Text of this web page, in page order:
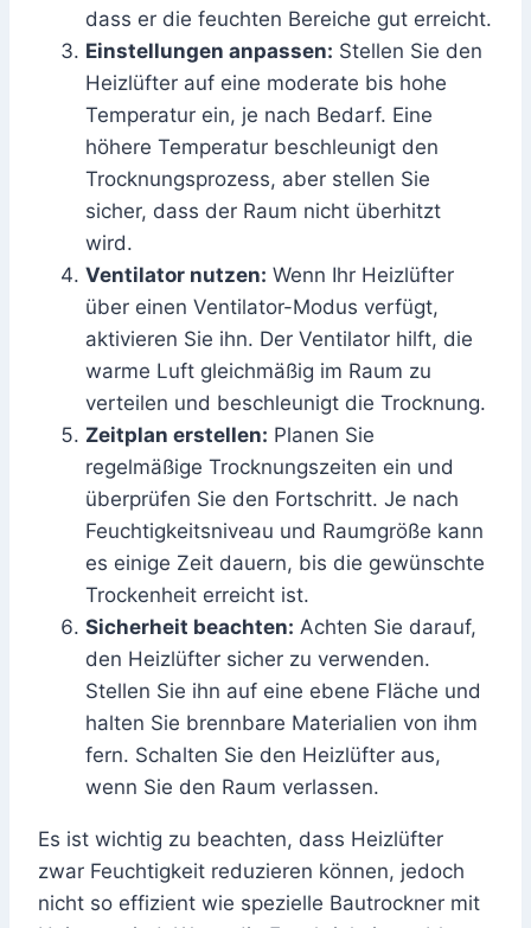
dass er die feuchten Bereiche gut erreicht.
Einstellungen anpassen: Stellen Sie den
Heizlüfter auf eine moderate bis hohe
Temperatur ein, je nach Bedarf. Eine
höhere Temperatur beschleunigt den
Trocknungsprozess, aber stellen Sie
sicher, dass der Raum nicht überhitzt
wird.
Ventilator nutzen: Wenn Ihr Heizlüfter
über einen Ventilator-Modus verfügt,
aktivieren Sie ihn. Der Ventilator hilft, die
warme Luft gleichmäßig im Raum zu
verteilen und beschleunigt die Trocknung.
Zeitplan erstellen: Planen Sie
regelmäßige Trocknungszeiten ein und
überprüfen Sie den Fortschritt. Je nach
Feuchtigkeitsniveau und Raumgröße kann
es einige Zeit dauern, bis die gewünschte
Trockenheit erreicht ist.
Sicherheit beachten: Achten Sie darauf,
den Heizlüfter sicher zu verwenden.
Stellen Sie ihn auf eine ebene Fläche und
halten Sie brennbare Materialien von ihm
fern. Schalten Sie den Heizlüfter aus,
wenn Sie den Raum verlassen.
Es ist wichtig zu beachten, dass Heizlüfter
zwar Feuchtigkeit reduzieren können, jedoch
nicht so effizient wie spezielle Bautrockner mit